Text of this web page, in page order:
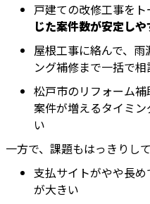
戸建ての改修工事をト
じた案件数が安定しや
屋根工事に絡んで、
ング補修まで一括で相
松戸市のリフォーム
案件が増えるタイミ
い
一方で、課題もはっきりして
支払サイトがやや長
が大きい